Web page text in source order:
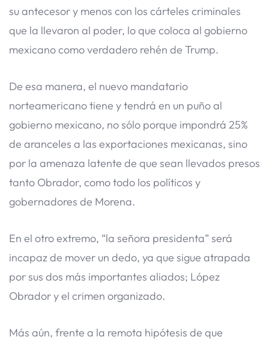
su antecesor y menos con los cárteles criminales
que la llevaron al poder, lo que coloca al gobierno
mexicano como verdadero rehén de Trump.
De esa manera, el nuevo mandatario
norteamericano tiene y tendrá en un puño al
gobierno mexicano, no sólo porque impondrá 25%
de aranceles a las exportaciones mexicanas, sino
por la amenaza latente de que sean llevados presos
tanto Obrador, como todo los políticos y
gobernadores de Morena.
En el otro extremo, “la señora presidenta” será
incapaz de mover un dedo, ya que sigue atrapada
por sus dos más importantes aliados; López
Obrador y el crimen organizado.
Más aún, frente a la remota hipótesis de que